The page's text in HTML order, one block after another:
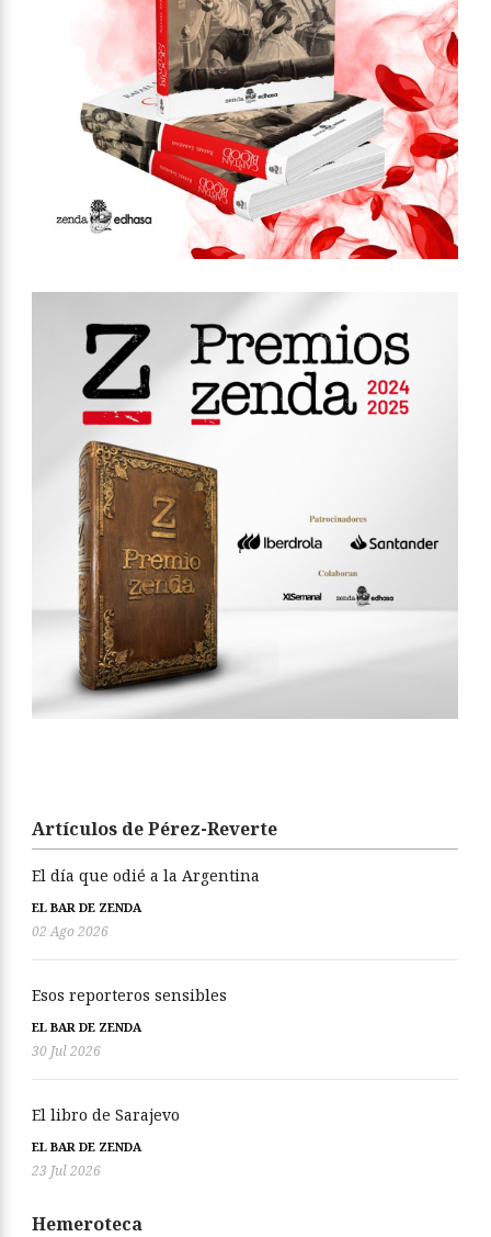
Artículos de Pérez-Reverte
El día que odié a la Argentina
EL BAR DE ZENDA
02 Ago 2026
Esos reporteros sensibles
EL BAR DE ZENDA
30 Jul 2026
El libro de Sarajevo
EL BAR DE ZENDA
23 Jul 2026
Hemeroteca